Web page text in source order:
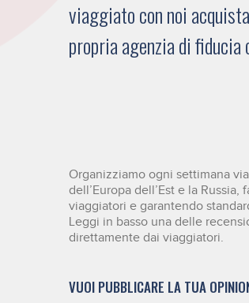
viaggiato con noi
propria agenzia di
Organizziamo ogni settimana
dell’Europa dell’Est e la
viaggiatori e garantendo
Leggi in basso una delle
direttamente dai viaggiatori.
VUOI PUBBLICARE LA TUA